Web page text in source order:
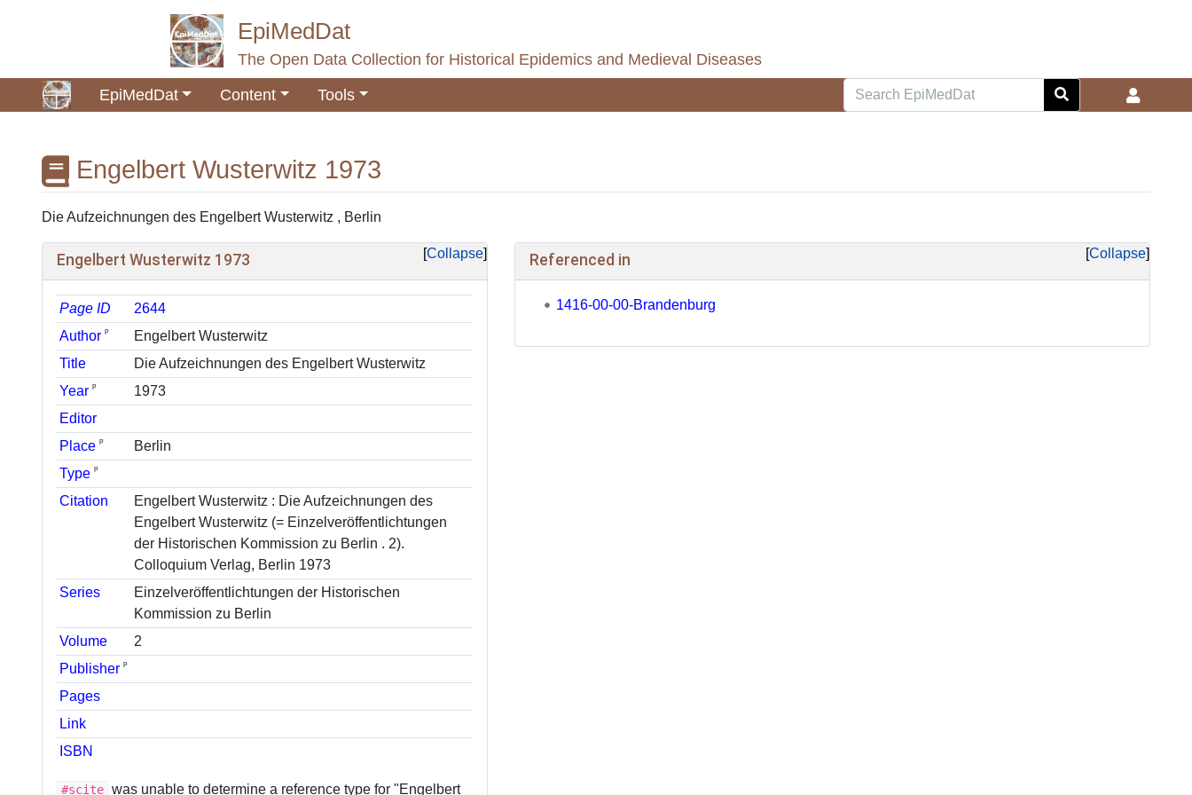
EpiMedDat
The Open Data Collection for Historical Epidemics and Medieval Diseases
EpiMedDat
Content Tools
Engelbert Wusterwitz 1973
Jump to:navigation,search
Die Aufzeichnungen des Engelbert Wusterwitz , Berlin
Collapse
Engelbert Wusterwitz 1973
Page ID
2644
Author ᵖ
Engelbert Wusterwitz
Title
Die Aufzeichnungen des Engelbert Wusterwitz
Year ᵖ
1973
Editor
Place ᵖ
Berlin
Type ᵖ
Citation
Engelbert Wusterwitz : Die Aufzeichnungen des
Engelbert Wusterwitz (= Einzelveröffentlichtungen
der Historischen Kommission zu Berlin . 2).
Colloquium Verlag, Berlin 1973
Series
Einzelveröffentlichtungen der Historischen
Kommission zu Berlin
Volume
2
Publisher ᵖ
Pages
Link
ISBN
#scite was unable to determine a reference type for "Engelbert
Collapse
Referenced in
1416-00-00-Brandenburg